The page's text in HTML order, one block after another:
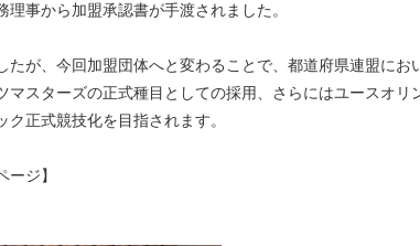
事から加盟承認書が手渡されました。
が、今回加盟団体へと変わることで、都道府県連盟に
スターズの正式種目としての採用、さらにはユースオ
正式競技化を目指されます。
ージ】